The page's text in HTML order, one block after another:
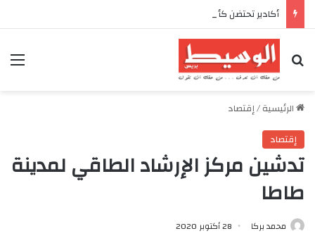
بحث عن
الرئيسية/إقتصاد
إقتصاد
تدشين مركز الإرشاد الطاقي لمدينة
طاطا
محمد بركا 28 أكتوبر 2020